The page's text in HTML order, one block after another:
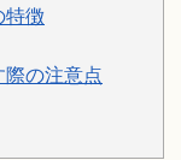
特徴
の注意点